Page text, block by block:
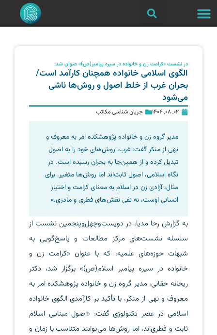
در نشست «کرامت زن و خانواده در سیره پیامبر(ص)» عنوان شد؛
الگوی اسلامی خانواده همچنان کارآمد است/
بحران غرب از خلط اصول و روش‌ها ناشی
می‌شود
02, 08, 1404 جریان شناسی مکاتب
مدیر گروه زن و خانواده پژوهشکده امر به معروف و
نهی از منکر گفت: غرب، روش‌های خود را به اصول
تبدیل کرده و از همین‌جا به بحران رسیده است. در
نگاه اسلامی، اصول ثابت‌اند اما روش‌ها متغیر. برای
مثال، آزادی زن در اسلام به معنای کرامت و اختیار
انسانی اوست، نه نفی نقش‌های فطری و مادری.»
به گزارش رحا مدیا، در دویست‌وچهل‌وپنجمین نشست از
سلسله نشست‌های مرکز مطالعات و پاسخ‌گویی به
شبهات حوزه‌های علمیه، که با عنوان «کرامت زن و
خانواده در سیره پیامبر اسلام(ص)» برگزار شد، دکتر
ریحانه حقانی، مدیر گروه زن و خانواده پژوهشکده امر به
معروف و نهی از منکر، با تأکید بر کارآمدی الگوی خانواده
اسلامی در عصر تکنولوژی گفت: «اصول مبنایی اسلام
ثابت و فطری‌اند، اما روش‌ها می‌توانند متناسب با زمان و